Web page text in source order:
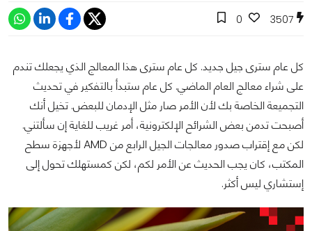
3507
0
كل عام سترى جيل جديد. كل عام سترى هذا المعالج الذي يجعلك تندم
على شراء معالج العام الماضي. كل عام ستبدأ بالتفكير في تحديث
التجميعة الخاصة بك لأن الأمر صار مثل الإدمان للبعض. تخيل أنك
أصبحت تدمن بعض الشرائح الإلكترونية، أمر غريب للغاية إن سألتني.
لكن مع إقتراب صدور معالجات الجيل الرابع من AMD لأجهزة سطح
المكتب، كان يجب الحديث عن الأمر لكم، لكن كمستهلك تحول إلى
إستشاري ليس أكثر.